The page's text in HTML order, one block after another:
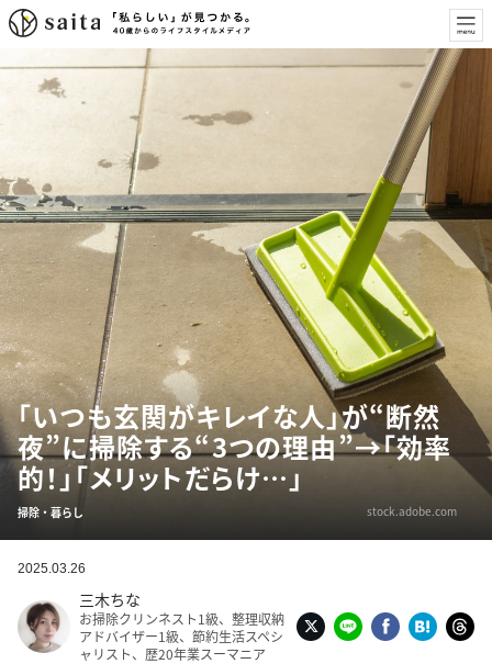
「いつも玄関がキレイな人」が“断然
夜”に掃除する“3つの理由”→「効率
的！」「メリットだらけ…」
掃除・暮らし stock.adobe.com
2025.03.26
三木ちな
お掃除クリンネスト1級、整理収納
アドバイザー1級、節約生活スペシ
ャリスト、歴20年業スーマニア